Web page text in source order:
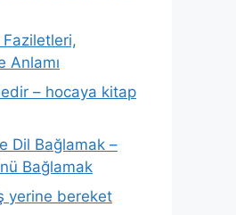
Faziletleri,
Anlamı
– hocaya kitap
Dil Bağlamak –
Bağlamak
yerine bereket